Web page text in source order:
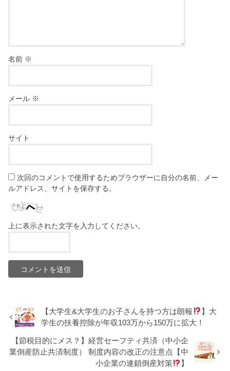
名前 ※
メール ※
サイト
次回のコメントで使用するためブラウザーに自分の名前、メー
ルアドレス、サイトを保存する。
上に表示された文字を入力してください。
【大学生&大学生のお子さんを持つ方は朗報
】大
学生の扶養控除が年収103万から150万に拡大！
【節税目的にメス？】経営セーフティ共済（中小企
業倒産防止共済制度） 制度内容の改正の注意点【中
小企業の連鎖倒産対策
】